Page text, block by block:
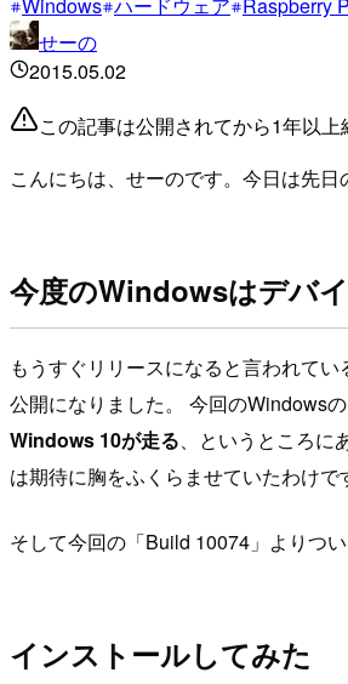
Windows ハードウェア Raspberry
せーの
2015.05.02
この記事は公開されてから1年以
こんにちは、せーのです。今日は先日
今度のWindowsはデバ
もうすぐリリースになると言われて
公開になりました。 今回のWindows
Windows 10が走る、というところに
は期待に胸をふくらませていたわけで
そして今回の「Build 10074」よりつ
インストールしてみた